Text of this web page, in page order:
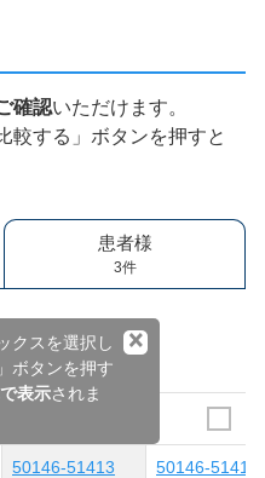
確認いただけます。
較する」ボタンを押すと
患者様
3件
クスを選択し
ボタンを押す
表示されま
×
50146-51413 50146-51415